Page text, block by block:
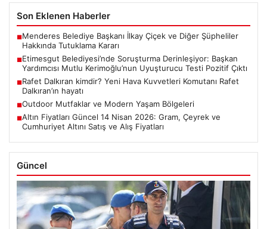
Son Eklenen Haberler
■Menderes Belediye Başkanı İlkay Çiçek ve Diğer Şüpheliler
Hakkında Tutuklama Kararı
■Etimesgut Belediyesi’nde Soruşturma Derinleşiyor: Başkan
Yardımcısı Mutlu Kerimoğlu’nun Uyuşturucu Testi Pozitif Çıktı
■Rafet Dalkıran kimdir? Yeni Hava Kuvvetleri Komutanı Rafet
Dalkıran’ın hayatı
■Outdoor Mutfaklar ve Modern Yaşam Bölgeleri
■Altın Fiyatları Güncel 14 Nisan 2026: Gram, Çeyrek ve
Cumhuriyet Altını Satış ve Alış Fiyatları
Güncel